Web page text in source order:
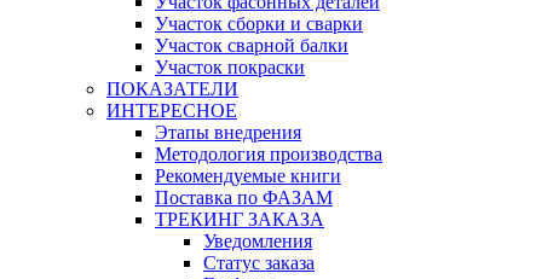
Участок сборки и сварки
Участок сварной балки
Участок покраски
ПОКАЗАТЕЛИ
ИНТЕРЕСНОЕ
Этапы внедрения
Методология производства
Рекомендуемые книги
Поставка по ФАЗАМ
ТРЕКИНГ ЗАКАЗА
Уведомления
Статус заказа